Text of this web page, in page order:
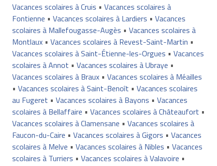
Vacances scolaires à Cruis • Vacances scolaires à
Fontienne • Vacances scolaires à Lardiers • Vacances
scolaires à Mallefougasse-Augès • Vacances scolaires à
Montlaux• Vacances scolaires à Revest-Saint-Martin •
Vacances scolaires à Saint-Étienne-les-Orgues • Vacances
scolaires à Annot • Vacances scolaires à Ubraye •
Vacances scolaires à Braux• Vacances scolaires à Méailles
• Vacances scolaires à Saint-Benoît • Vacances scolaires
au Fugeret • Vacances scolaires à Bayons • Vacances
scolaires à Bellaffaire • Vacances scolaires à Châteaufort •
Vacances scolaires à Clamensane • Vacances scolaires à
Faucon-du-Caire • Vacances scolaires à Gigors • Vacances
scolaires à Melve • Vacances scolaires à Nibles • Vacances
scolaires à Turriers • Vacances scolaires à Valavoire •